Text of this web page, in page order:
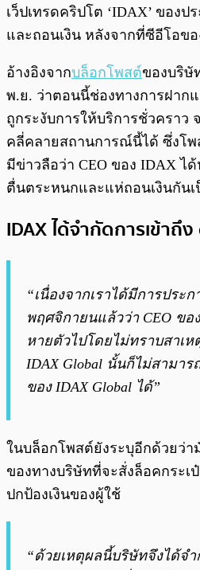
พร้อมเล่น
เว็ปเทรดคริปโต ‘IDAX’ ของป
และถอนเงิน หลังจากที่ซีอีโอข
อ้างอิงจากบล็อกโพสต์ของบริษั
พ.ย. ว่าตอนนี้ช่องทางการฝากแ
ถูกระงับการให้บริการชั่วคราว
คลี่คลายสถานการณ์นี้ได้ ซึ่งโ
มีข่าวลือว่า CEO ของ IDAX ไ
ตื่นตระหนกและแห่ถอนเงินกัน
IDAX ได้จำกัดการเข้าถึง
“เนื่องจากเราได้มีการประ
พฤศจิกายนแล้วว่า CEO ขอ
หายตัวไปโดยไม่ทราบสาเ
IDAX Global นั้นก็ไม่สามาร
ของ IDAX Global ได้”
ในบล็อกโพสต์ยังระบุอีกด้วยว่า
ของทางบริษัทที่จะสั่งล็อคกระเป๋
ปกป้องเงินของผู้ใช้
“ด้วยเหตุผลนี้บริษัทจึงได้จำ